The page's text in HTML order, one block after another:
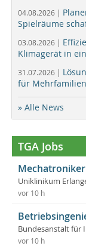
04.08.2026 |
Spielräume
03.08.2026 |
Klimagerät in
31.07.2026 |
für
» Alle News
TGA Jobs
Uniklinikum
vor 10 h
Bundesanstalt für
vor 10 h